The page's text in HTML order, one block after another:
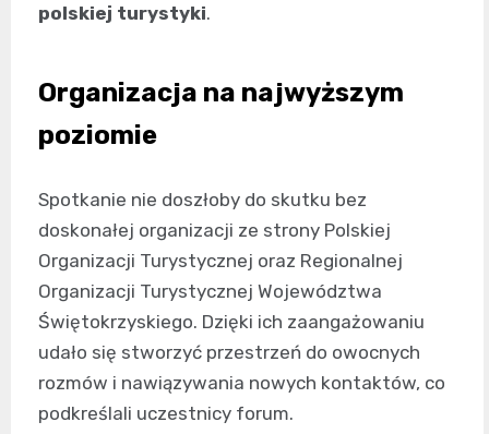
polskiej turystyki.
Organizacja na najwyższym
poziomie
Spotkanie nie doszłoby do skutku bez
doskonałej organizacji ze strony Polskiej
Organizacji Turystycznej oraz Regionalnej
Organizacji Turystycznej Województwa
Świętokrzyskiego. Dzięki ich zaangażowaniu
udało się stworzyć przestrzeń do owocnych
rozmów i nawiązywania nowych kontaktów, co
podkreślali uczestnicy forum.